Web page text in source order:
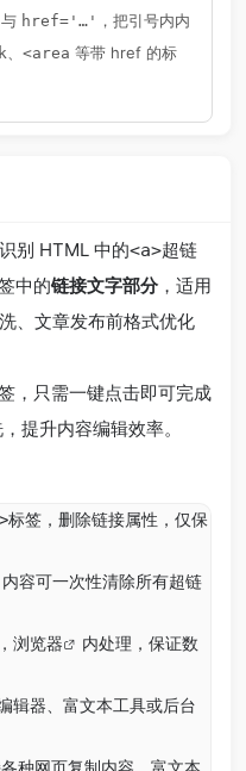
与 href='…' ，把引号内内
<area 等带 href 的标
别 HTML 中的<a>超链
中的链接文字部分，适用
、文章发布前格式优化
，只需一键点击即可完成
提升内容编辑效率。
标签，删除链接属性，仅保
内容可一次性清除所有超链
浏览器
内处理，保证数
辑器、富文本工具或后台
各种网页复制内容、富文本